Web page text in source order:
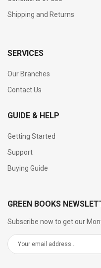
Shipping and Returns
SERVICES
Our Branches
Contact Us
GUIDE & HELP
Getting Started
Support
Buying Guide
GREEN BOOKS
Subscribe now to get our